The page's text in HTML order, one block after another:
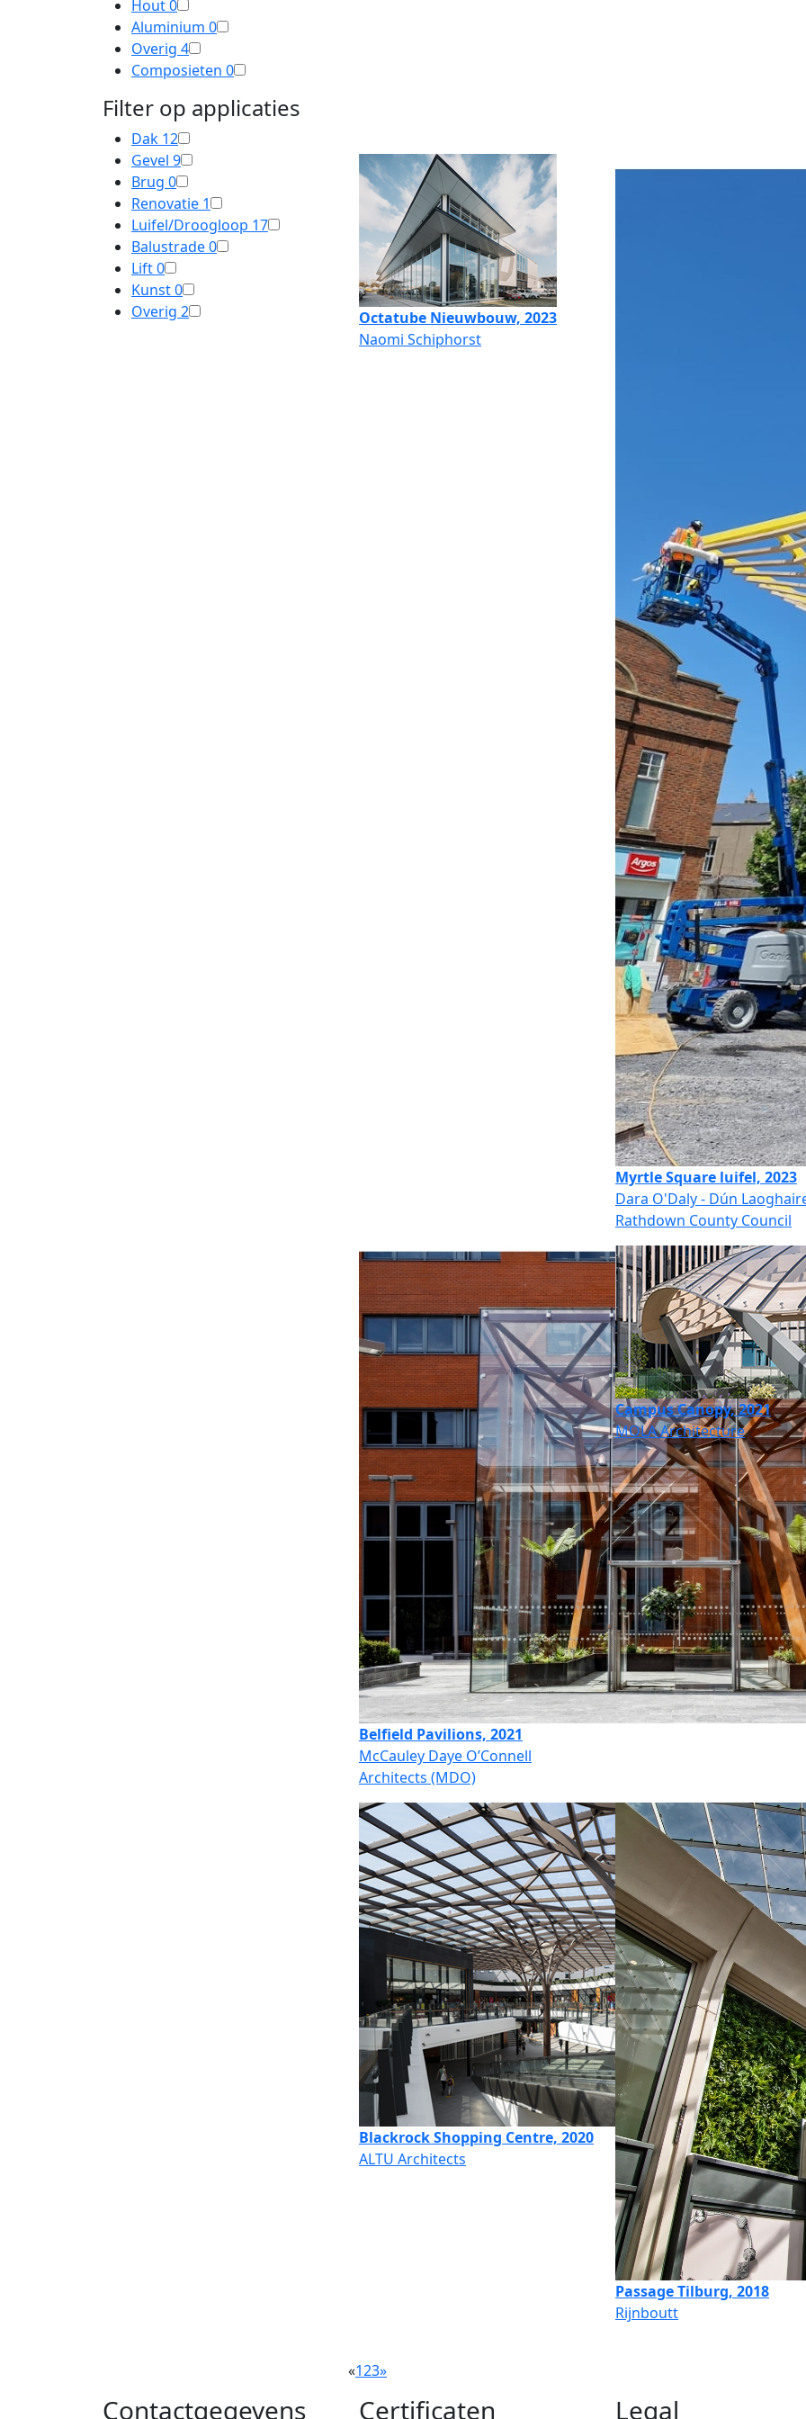
Hout0
Aluminium 0
Overig 4
Composieten 0
Filter op applicaties
Dak 12
Gevel 9
Brug 0
Renovatie 1
Luifel/Droogloop 17
Balustrade0
Lift0
Kunst0
Overig 2
Octatube Nieuwbouw, 2023
Naomi Schiphorst
Myrtle Square luifel, 2023
Dara O'Daly - Dún
Rathdown County Council
Belfield Pavilions, 2021
McCauley Daye O’Connell
Architects (MDO)
Campus Canopy, 2021
MOLA Architecture
Blackrock Shopping Centre, 2020
ALTU Architects
Passage Tilburg, 2018
Rijnboutt
«123»
Contactgegevens Certificaten Legal